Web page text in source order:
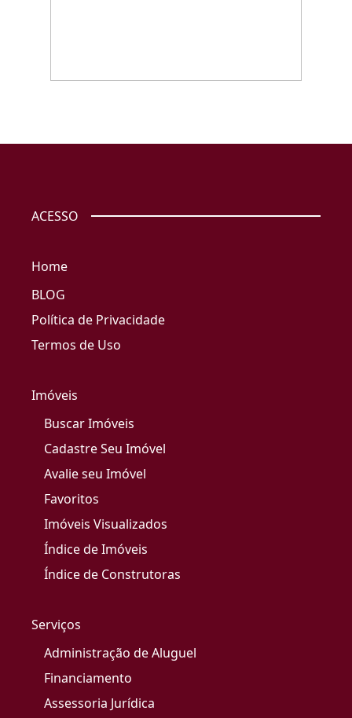
ACESSO
Home
BLOG
Política de Privacidade
Termos de Uso
Imóveis
Buscar Imóveis
Cadastre Seu Imóvel
Avalie seu Imóvel
Favoritos
Imóveis Visualizados
Índice de Imóveis
Índice de Construtoras
Serviços
Administração de Aluguel
Financiamento
Assessoria Jurídica